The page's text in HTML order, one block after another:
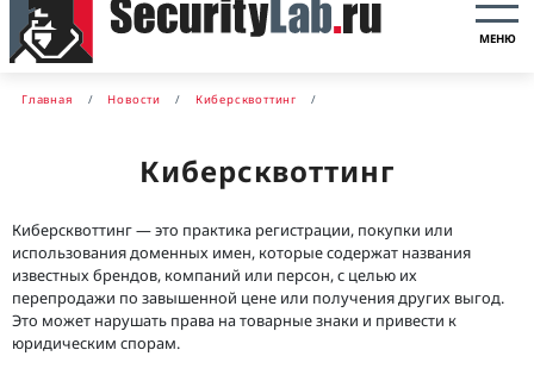
МЕНЮ
Главная Новости Киберсквоттинг
Киберсквоттинг
Киберсквоттинг — это практика регистрации, покупки или
использования доменных имен, которые содержат названия
известных брендов, компаний или персон, с целью их
перепродажи по завышенной цене или получения других выгод.
Это может нарушать права на товарные знаки и привести к
юридическим спорам.